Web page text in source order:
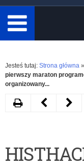
minimum
3
znaki.
Rozwiń
Jesteś tutaj: Strona główna »
pierwszy maraton
organizowany...
DrukujNastępny